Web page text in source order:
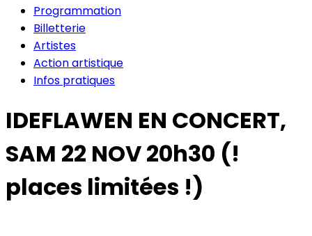
Programmation
Billetterie
Artistes
Action artistique
Infos pratiques
IDEFLAWEN EN CONCERT,
SAM 22 NOV 20h30 (!
places limitées !)